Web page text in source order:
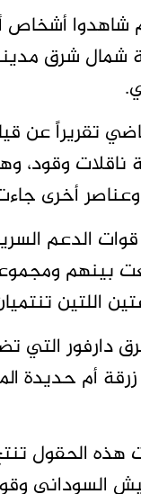
شرق
الماضي
وقود،
أخرى
الدعم
بينهم
اللتين
أم حديدة
هذه الحقول